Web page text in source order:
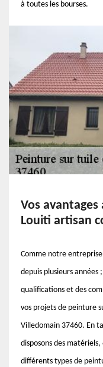
à toutes les bourses.
Vos
Louiti artisan
Comme notre
depuis plusieurs années
qualifications et des
vos projets de peinture
Villedomain 37460. En
disposons des
différents types de